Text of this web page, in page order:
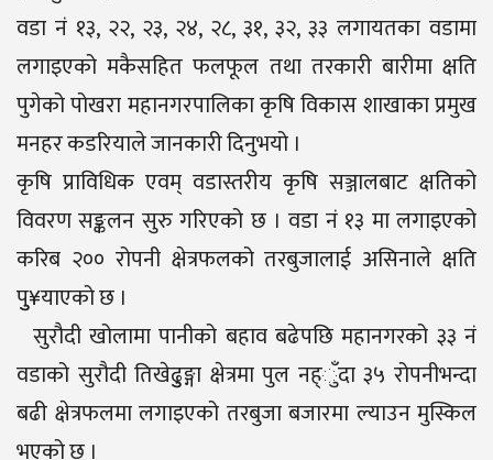
वडा नं १३, २२, २३, २४, २८, ३१, ३२, ३३ लगायतका वडामा
लगाइएको मकैसहित फलफूल तथा तरकारी बारीमा क्षति
पुगेको पोखरा महानगरपालिका कृषि विकास शाखाका प्रमुख
मनहर कडरियाले जानकारी दिनुभयो ।
कृषि प्राविधिक एवम् वडास्तरीय कृषि सञ्जालबाट क्षतिको
विवरण सङ्कलन सुरु गरिएको छ । वडा नं १३ मा लगाइएको
करिब २०० रोपनी क्षेत्रफलको तरबुजालाई असिनाले क्षति
पुु¥याएको छ ।
सुरौदी खोलामा पानीको बहाव बढेपछि महानगरको ३३ नं
वडाको सुरौदी तिखेढुुङ्गा क्षेत्रमा पुल नह्ुँदा ३५ रोपनीभन्दा
बढी क्षेत्रफलमा लगाइएको तरबुजा बजारमा ल्याउन मुस्किल
भएको छ ।